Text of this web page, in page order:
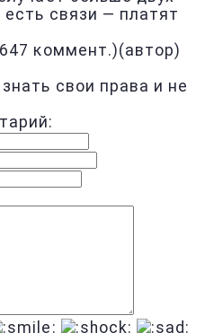
связи — платят
коммент.)(автор)
свои права и не